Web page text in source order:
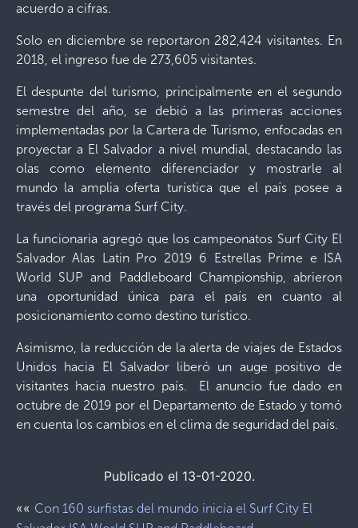
acuerdo a cifras.
Solo en diciembre se reportaron 282,424 visitantes. En
2018, el ingreso fue de 273,605 visitantes.
El despunte del turismo, principalmente en el segundo
semestre del año, se debió a las primeras acciones
implementadas por la Cartera de Turismo, enfocadas en
proyectar a El Salvador a nivel mundial, destacando las
olas como elemento diferenciador y mostrarle al
mundo la amplia oferta turística que el país posee a
través del programa Surf City.
La funcionaria agregó que los campeonatos Surf City El
Salvador Alas Latin Pro 2019 6 Estrellas Prime e ISA
World SUP and Paddleboard Championship, abrieron
una oportunidad única para el país en cuanto al
posicionamiento como destino turístico.
Asimismo, la reducción de la alerta de viajes de Estados
Unidos hacia El Salvador liberó un auge positivo de
visitantes hacia nuestro país. El anuncio fue dado en
octubre de 2019 por el Departamento de Estado y tomó
en cuenta los cambios en el clima de seguridad del país.
Publicado el 13-01-2020.
«« Con 160 surfistas del mundo inicia el Surf City El